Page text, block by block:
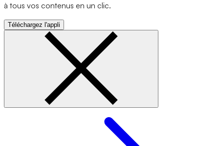
à tous vos contenus en un clic.
Téléchargez l'appli